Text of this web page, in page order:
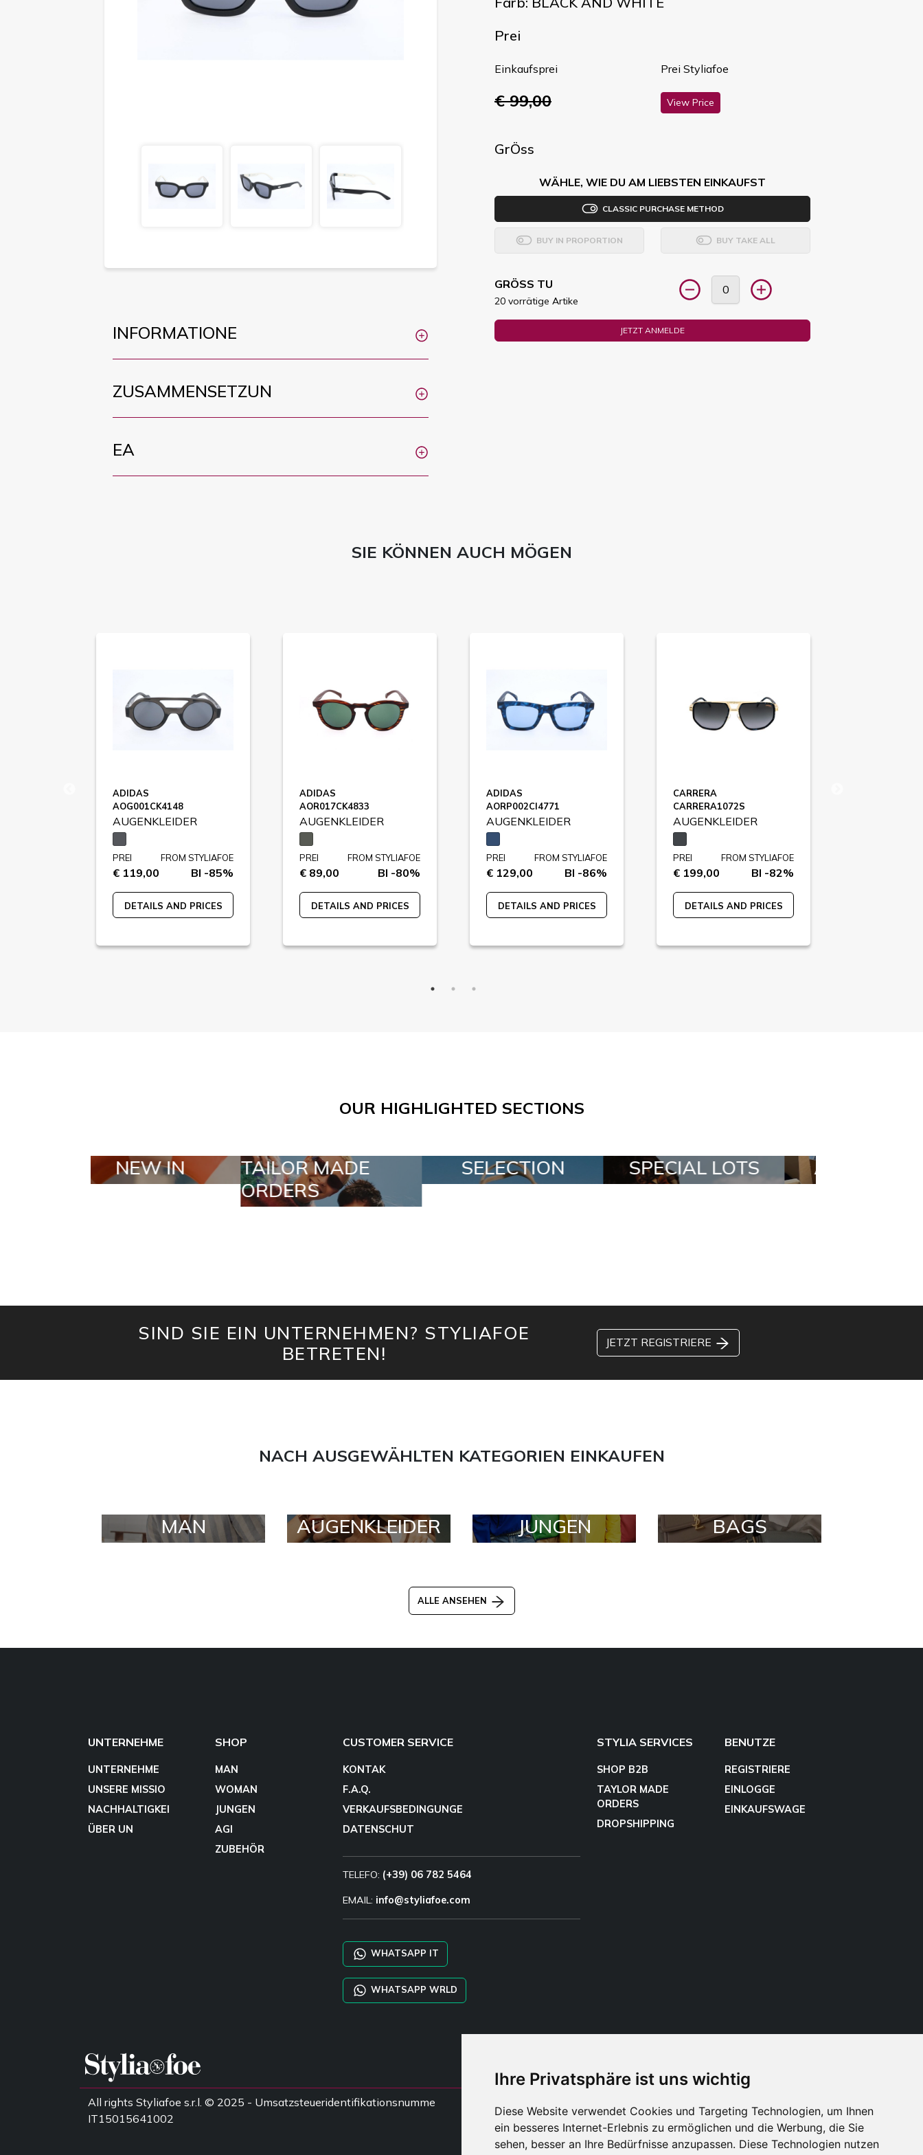
Ihre Privatsphäre ist uns wichtig
Diese Website verwendet Cookies und Targeting Technologien, um Ihnen
ein besseres Internet-Erlebnis zu ermöglichen und die Werbung, die Sie
sehen, besser an Ihre Bedürfnisse anzupassen. Diese Technologien nutzen
INFORMATIONE
ZUSAMMENSETZUN
EA
Prei
Einkaufsprei
€ 99,00
Prei Styliafoe
View Price
GrÖss
WÄHLE, WIE DU AM LIEBSTEN EINKAUFST
CLASSIC PURCHASE METHOD
BUY IN PROPORTION BUY TAKE ALL
GRÖSS TU
20 vorrätige Artike
JETZT ANMELDE
SIE KÖNNEN AUCH MÖGEN
ADIDAS
AOG001CK4148
AUGENKLEIDER
PREI
€ 119,00
FROM STYLIAFOE
BI -85%
DETAILS AND PRICES
ADIDAS
AOR017CK4833
AUGENKLEIDER
PREI
€ 89,00
FROM STYLIAFOE
BI -80%
DETAILS AND PRICES
ADIDAS
AORP002CI4771
AUGENKLEIDER
PREI
€ 129,00
FROM STYLIAFOE
BI -86%
DETAILS AND PRICES
CARRERA
CARRERA1072S
AUGENKLEIDER
PREI
€ 199,00
FROM STYLIAFOE
BI -82%
DETAILS AND PRICES
OUR HIGHLIGHTED SECTIONS
TAILOR MADE
ORDERS
SELECTION SPECIAL LOTS ALL IN A BOX STYLIA OUTFIT
SIND SIE EIN UNTERNEHMEN? STYLIAFOE
BETRETEN!
JETZT REGISTRIERE
NACH AUSGEWÄHLTEN KATEGORIEN EINKAUFEN
MAN AUGENKLEIDER JUNGEN BAGS
ALLE ANSEHEN
UNTERNEHME
UNTERNEHME
UNSERE MISSIO
NACHHALTIGKEI
ÜBER UN
SHOP
MAN
WOMAN
JUNGEN
AGI
ZUBEHÖR
CUSTOMER SERVICE
KONTAK
F.A.Q.
VERKAUFSBEDINGUNGE
DATENSCHUT
TELEFO: (+39) 06 782 5464
EMAIL: info@styliafoe.com
WHATSAPP IT
WHATSAPP WRLD
STYLIA SERVICES
SHOP B2B
TAYLOR MADE
ORDERS
DROPSHIPPING
BENUTZE
REGISTRIERE
EINLOGGE
EINKAUFSWAGE
All rights Styliafoe s.r.l. © 2025 - Umsatzsteueridentifikationsnumme
IT15015641002
Folge uns